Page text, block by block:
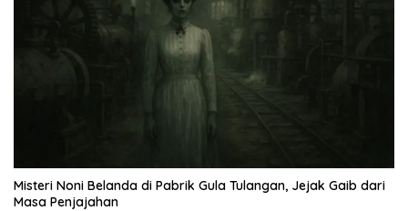
Misteri Noni Belanda di Pabrik Gula Tulangan, Jejak Gaib dari
Masa Penjajahan